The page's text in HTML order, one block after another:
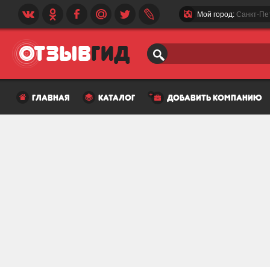
Мой город: Санкт-
главная каталог добавить компанию